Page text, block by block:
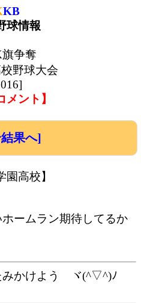
KB
球情報
争奪
野球大会
メント】
果へ]
園高校】
ームラン期待してるか
みかけよう ヾ(^▽^)ﾉ